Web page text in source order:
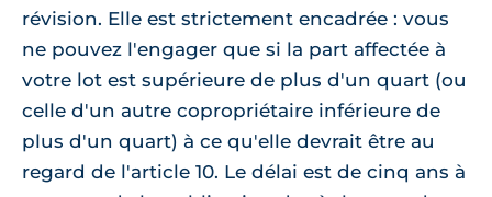
révision. Elle est strictement encadrée : vous
ne pouvez l'engager que si la part affectée à
votre lot est supérieure de plus d'un quart (ou
celle d'un autre copropriétaire inférieure de
plus d'un quart) à ce qu'elle devrait être au
regard de l'article 10. Le délai est de cinq ans à